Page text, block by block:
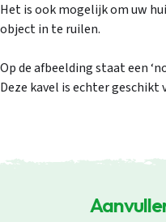
Het is ook mogelijk om uw
object in te ruilen.
Op de afbeelding staat een
Deze kavel is echter geschikt
5 / 5.0
5 / 5.0
5 / 5.0
5 / 5.0
Wachtwoord
Gegevens